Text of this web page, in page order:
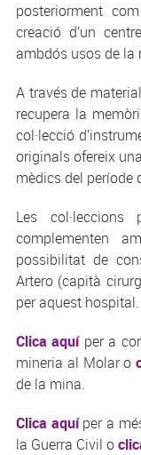
posteriorment
creació d’un
ambdós usos de la
A través de
recupera la
col·lecció
originals ofereix
mèdics del període
Les
complementen
possibilitat de
Artero (capità
per aquest hospital.
Clica aquíper a
mineria al Molar o
de la mina.
Clica aquí per a
la Guerra Civil o